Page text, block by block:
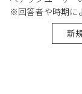
※回答者や時期に
新